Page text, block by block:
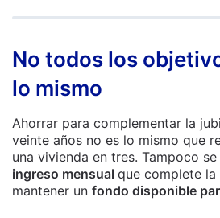
No todos los
lo mismo
Ahorrar para complementar la
veinte años no es lo mismo que
una vivienda en tres. Tampoco
ingreso mensual que complete la
mantener un fondo disponible